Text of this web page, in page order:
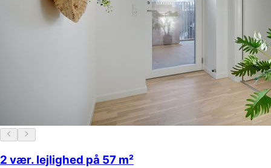
2 vær. lejlighed på 57 m²